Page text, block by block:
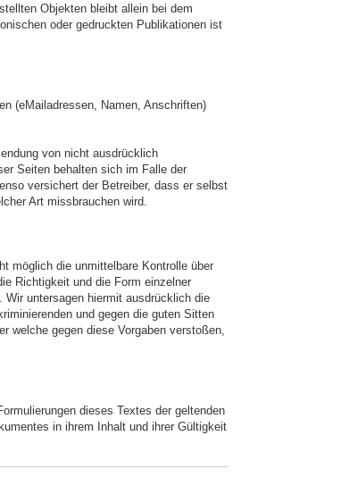
Objekten bleibt allein bei dem
oder gedruckten Publikationen ist
(eMailadressen, Namen, Anschriften)
von nicht ausdrücklich
Seiten behalten sich im Falle der
versichert der Betreiber, dass er selbst
Art missbrauchen wird.
möglich die unmittelbare Kontrolle über
Richtigkeit und die Form einzelner
untersagen hiermit ausdrücklich die
und gegen die guten Sitten
welche gegen diese Vorgaben verstoßen,
dieses Textes der geltenden
in ihrem Inhalt und ihrer Gültigkeit